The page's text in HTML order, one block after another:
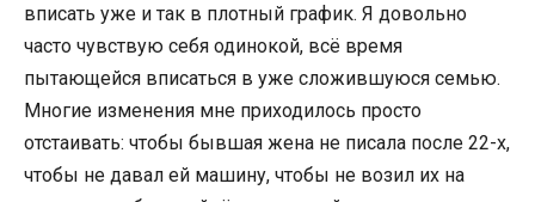
вписать уже и так в плотный график. Я довольно
часто чувствую себя одинокой, всё время
пытающейся вписаться в уже сложившуюся семью.
Многие изменения мне приходилось просто
отстаивать: чтобы бывшая жена не писала после 22-х,
чтобы не давал ей машину, чтобы не возил их на